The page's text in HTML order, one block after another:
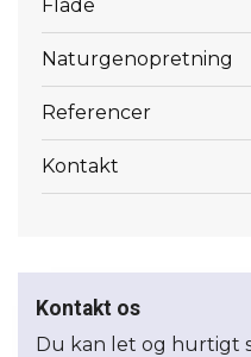
Flåde
Naturgenopretning
Referencer
Kontakt
Kontakt os
Du kan let og hurtigt